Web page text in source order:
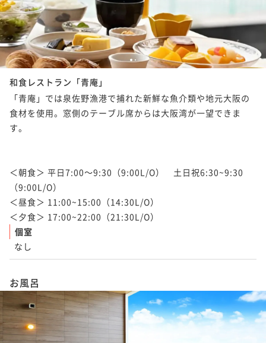
ポイントアップ
☆支配人オススメ!☆カニしゃぶ堪能・和御膳夕食とビ
ュッフェ朝食
二食付き 現地決済可 事前決済可
IN 15:00 - 20:00 OUT11:00
¥28,860~
2名 ¥ 26,839 ~
♪早割連泊プラン＜朝食付き＞
朝食付き 現地決済可 事前決済可
IN 15:00 - 24:00 OUT11:00
ポイント即利用で
ポイントアップ
■連泊■変なホテルをゆっくり満喫したい方へ★２泊
以上でお得な連泊プラン＜朝食付き＞
朝食付き 現地決済可
IN 15:00 - 24:00 OUT11:00
12
和食レストラン「青庵」
「青庵」では泉佐野漁港で捕れた新鮮な魚介類や地元大阪の
食材を使用。窓側のテーブル席からは大阪湾が一望できま
す。
＜朝食＞ 平日7:00～9:30（9:00L/O）　土日祝6:30~9:30
（9:00L/O）
＜昼食＞ 11:00~15:00（14:30L/O）
＜夕食＞ 17:00~22:00（21:30L/O）
個室
なし
お風呂